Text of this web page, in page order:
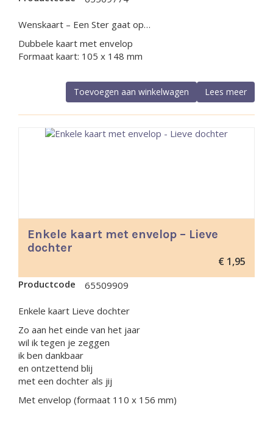
Wenskaart – Een Ster gaat op…
Dubbele kaart met envelop
Formaat kaart: 105 x 148 mm
Lees meer
Toevoegen aan winkelwagen
Enkele kaart met envelop – Lieve
dochter
€ 1,95
Productcode 65509909
Enkele kaart Lieve dochter
Zo aan het einde van het jaar
wil ik tegen je zeggen
ik ben dankbaar
en ontzettend blij
met een dochter als jij
Met envelop (formaat 110 x 156 mm)